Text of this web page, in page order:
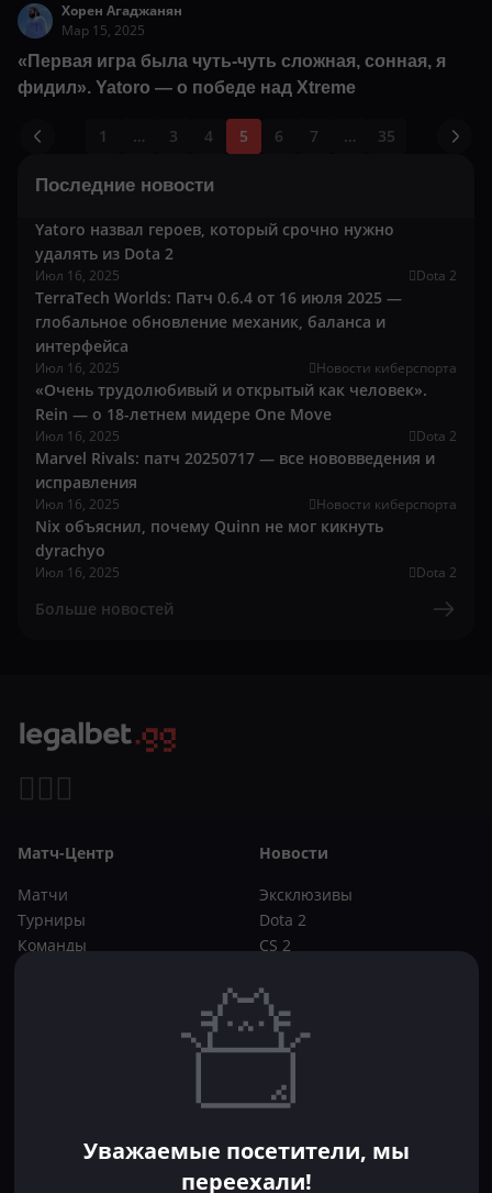
Хорен Агаджанян
Мар 15, 2025
«Первая игра была чуть-чуть сложная, сонная, я
фидил». Yatoro — о победе над Xtreme
1 … 3 4 5 6 7 … 35
Последние новости
Yatoro назвал героев, который срочно нужно
удалять из Dota 2
Июл 16, 2025 Dota 2
TerraTech Worlds: Патч 0.6.4 от 16 июля 2025 —
глобальное обновление механик, баланса и
интерфейса
Июл 16, 2025 Новости киберспорта
«Очень трудолюбивый и открытый как человек».
Rein — о 18-летнем мидере One Move
Июл 16, 2025 Dota 2
Marvel Rivals: патч 20250717 — все нововведения и
исправления
Июл 16, 2025 Новости киберспорта
Nix объяснил, почему Quinn не мог кикнуть
dyrachyo
Июл 16, 2025 Dota 2
Больше новостей
Матч-Центр
Матчи
Турниры
Команды
Новости
Эксклюзивы
Dota 2
CS 2
Букмекеры
CS 2
ФрибетыУважаемые посетители, мы
переехали!